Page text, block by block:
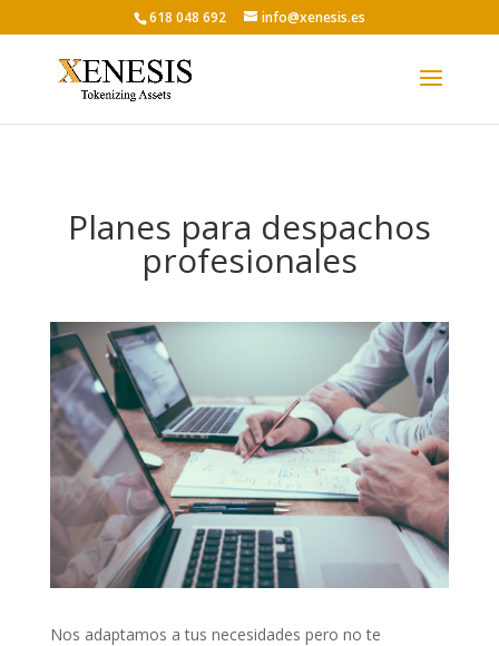
618 048 692 info@xenesis.es
Planes para despachos
profesionales
Nos adaptamos a tus necesidades pero no te